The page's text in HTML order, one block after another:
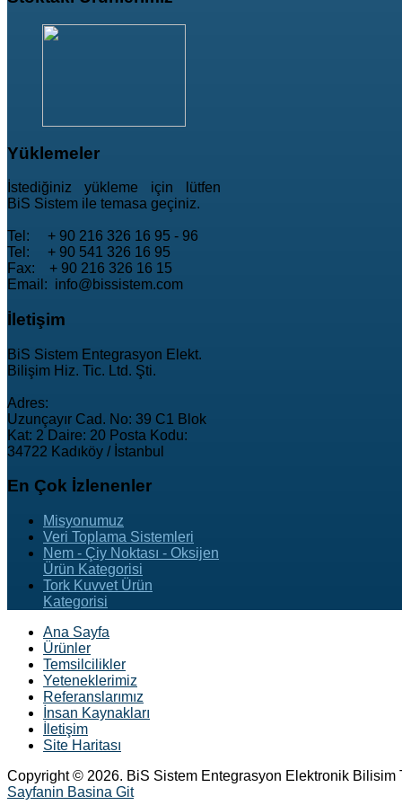
Yüklemeler
İstediğiniz yükleme için lütfen
BiS Sistem ile temasa geçiniz.
Tel: + 90 216 326 16 95 - 96
Tel: + 90 541 326 16 95
Fax: + 90 216 326 16 15
Email: info@bissistem.com
İletişim
BiS Sistem Entegrasyon Elekt.
Bilişim Hiz. Tic. Ltd. Şti.
Adres:
Uzunçayır Cad. No: 39 C1 Blok
Kat: 2 Daire: 20 Posta Kodu:
34722 Kadıköy / İstanbul
En Çok İzlenenler
Misyonumuz
Veri Toplama Sistemleri
Nem - Çiy Noktası - Oksijen
Ürün Kategorisi
Tork Kuvvet Ürün
Kategorisi
Ana Sayfa
Ürünler
Temsilcilikler
Yeteneklerimiz
Referanslarımız
İnsan Kaynakları
İletişim
Site Haritası
Copyright © 2026. BiS Sistem Entegrasyon Elektronik Bilisim
Sayfanin Basina Git